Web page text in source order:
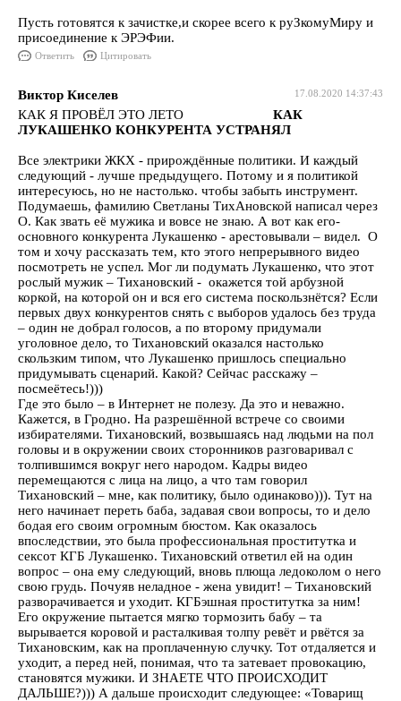
Пусть готовятся к зачистке,и скорее всего к руЗкомуМиру и
присоединение к ЭРЭФии.
Ответить Цитировать
17.08.2020 14:37:43
Виктор Киселев
КАК Я ПРОВЁЛ ЭТО ЛЕТО КАК
ЛУКАШЕНКО КОНКУРЕНТА УСТРАНЯЛ
Все электрики ЖКХ - прирождённые политики. И каждый
следующий - лучше предыдущего. Потому и я политикой
интересуюсь, но не настолько. чтобы забыть инструмент.
Подумаешь, фамилию Светланы ТихАновской написал через
О. Как звать её мужика и вовсе не знаю. А вот как его-
основного конкурента Лукашенко - арестовывали – видел. О
том и хочу рассказать тем, кто этого непрерывного видео
посмотреть не успел. Мог ли подумать Лукашенко, что этот
рослый мужик – Тихановский - окажется той арбузной
коркой, на которой он и вся его система поскользнётся? Если
первых двух конкурентов снять с выборов удалось без труда
– один не добрал голосов, а по второму придумали
уголовное дело, то Тихановский оказался настолько
скользким типом, что Лукашенко пришлось специально
придумывать сценарий. Какой? Сейчас расскажу –
посмеётесь!)))
Где это было – в Интернет не полезу. Да это и неважно.
Кажется, в Гродно. На разрешённой встрече со своими
избирателями. Тихановский, возвышаясь над людьми на пол
головы и в окружении своих сторонников разговаривал с
толпившимся вокруг него народом. Кадры видео
перемещаются с лица на лицо, а что там говорил
Тихановский – мне, как политику, было одинаково))). Тут на
него начинает переть баба, задавая свои вопросы, то и дело
бодая его своим огромным бюстом. Как оказалось
впоследствии, это была профессиональная проститутка и
сексот КГБ Лукашенко. Тихановский ответил ей на один
вопрос – она ему следующий, вновь плюща ледоколом о него
свою грудь. Почуяв неладное - жена увидит! – Тихановский
разворачивается и уходит. КГБэшная проститутка за ним!
Его окружение пытается мягко тормозить бабу – та
вырывается коровой и расталкивая толпу ревёт и рвётся за
Тихановским, как на проплаченную случку. Тот отдаляется и
уходит, а перед ней, понимая, что та затевает провокацию,
становятся мужики. И ЗНАЕТЕ ЧТО ПРОИСХОДИТ
ДАЛЬШЕ?))) А дальше происходит следующее: «Товарищ